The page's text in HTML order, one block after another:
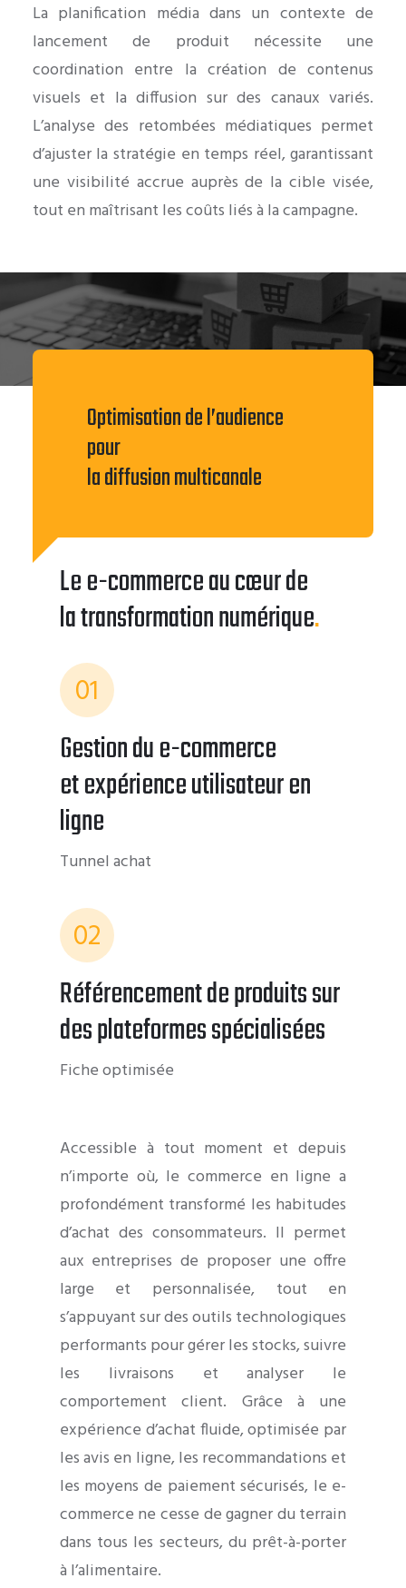
La planification média dans un contexte de
lancement de produit nécessite une
coordination entre la création de contenus
visuels et la diffusion sur des canaux variés.
L’analyse des retombées médiatiques permet
d’ajuster la stratégie en temps réel, garantissant
une visibilité accrue auprès de la cible visée,
tout en maîtrisant les coûts liés à la campagne.
Optimisation de l’audience
pour
la diffusion multicanale
Le e-commerce au cœur de
la transformation numérique.
01
Gestion du e-commerce
et expérience utilisateur en
ligne
Tunnel achat
02
Référencement de produits sur
des plateformes spécialisées
Fiche optimisée
Accessible à tout moment et depuis
n’importe où, le commerce en ligne a
profondément transformé les habitudes
d’achat des consommateurs. Il permet
aux entreprises de proposer une offre
large et personnalisée, tout en
s’appuyant sur des outils technologiques
performants pour gérer les stocks, suivre
les livraisons et analyser le
comportement client. Grâce à une
expérience d’achat fluide, optimisée par
les avis en ligne, les recommandations et
les moyens de paiement sécurisés, le e-
commerce ne cesse de gagner du terrain
dans tous les secteurs, du prêt-à-porter
à l’alimentaire.